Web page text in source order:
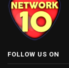
FOLLOW US ON